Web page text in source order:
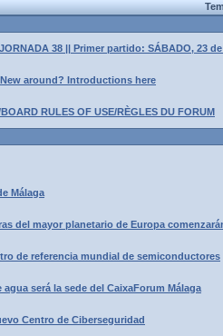
JORNADA 38 || Primer partido: SÁBADO, 23
around? Introductions here
RULES OF USE/RÈGLES DU FORUM
Málaga
del mayor planetario de Europa
de referencia mundial de semiconductores
será la sede del CaixaForum Málaga
Centro de Ciberseguridad